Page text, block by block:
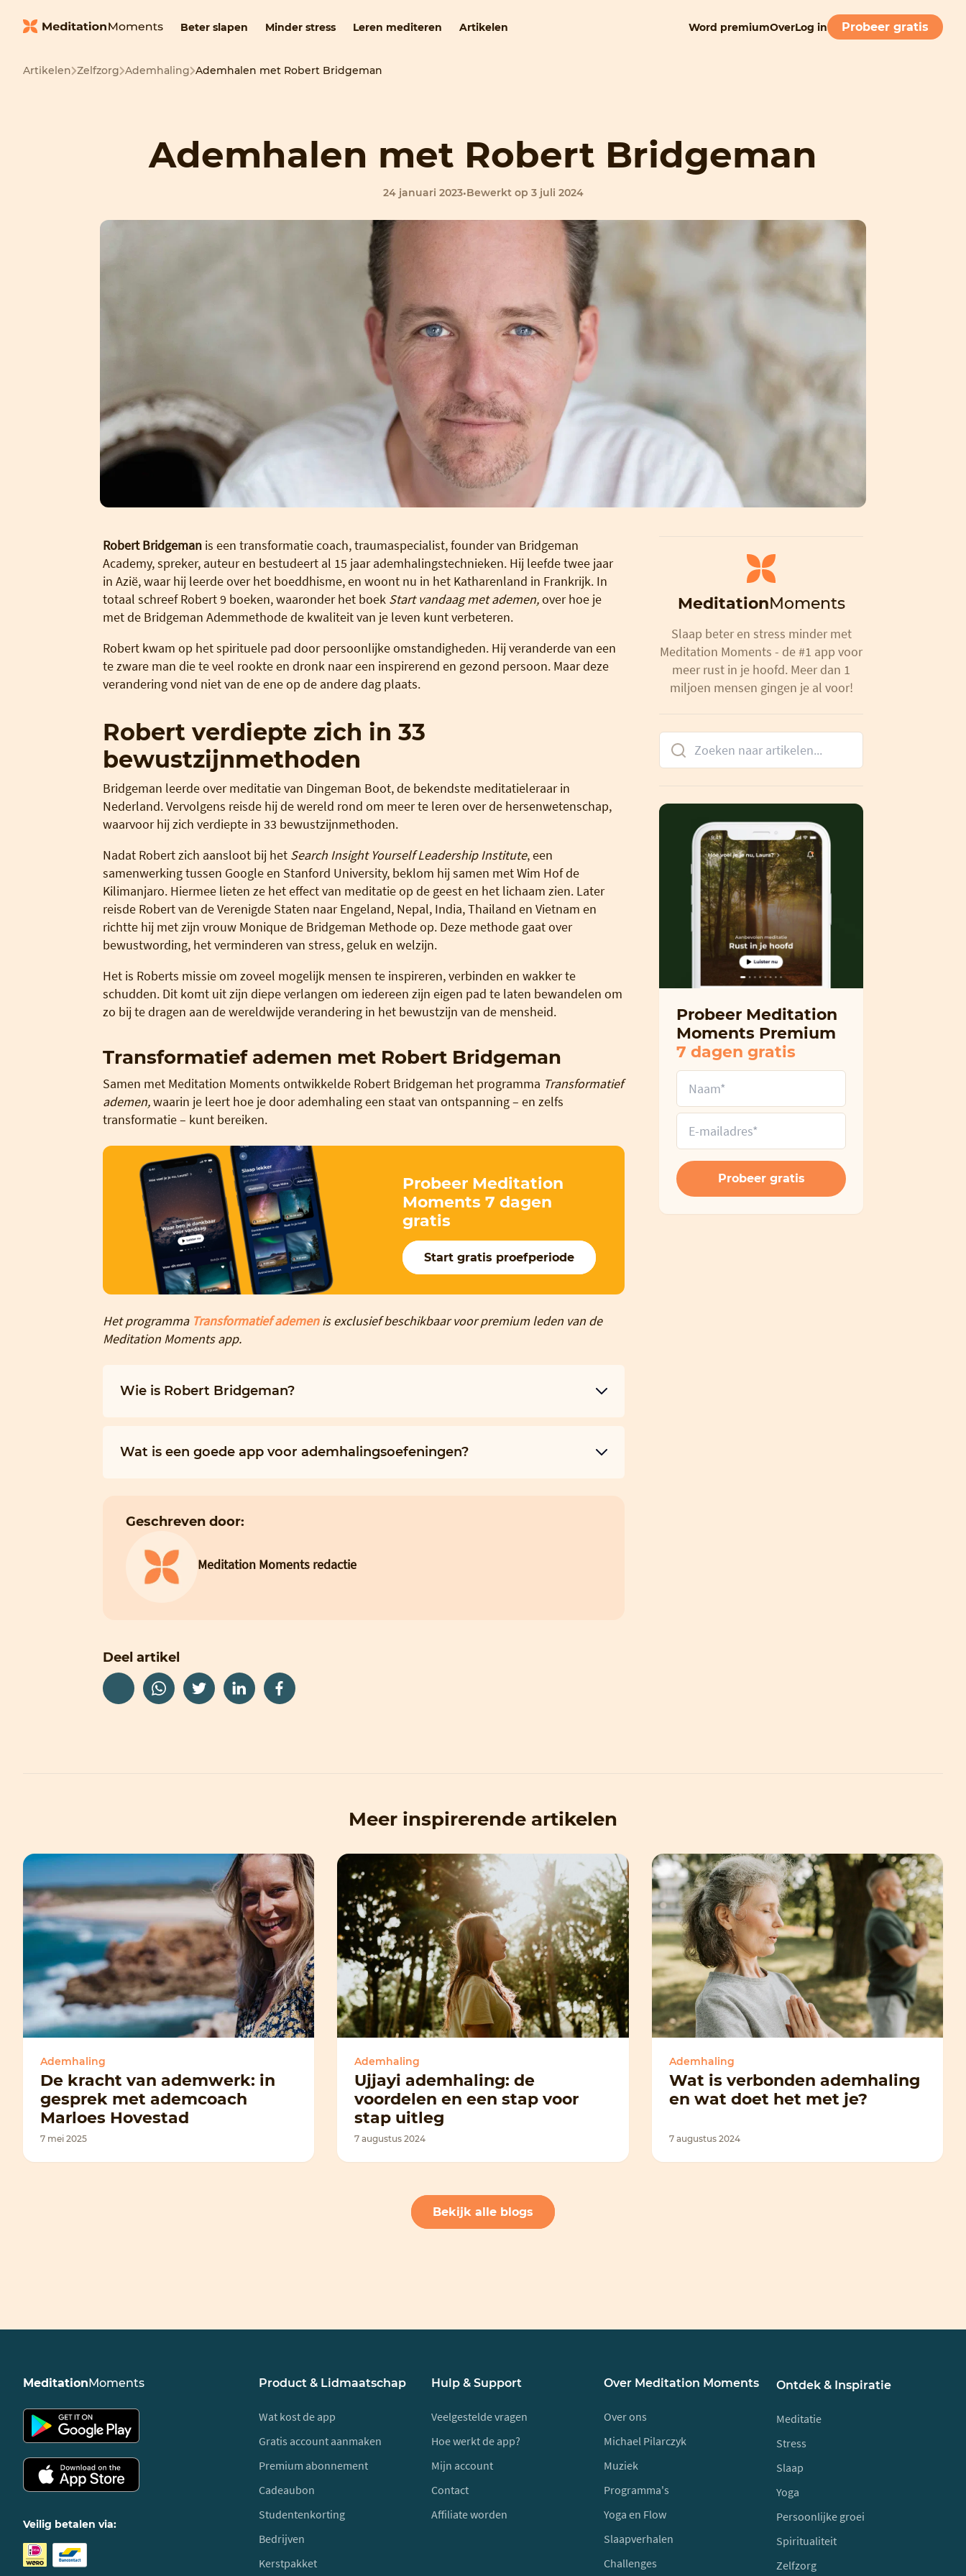
Beter slapen Minder stress Leren mediteren Artikelen Word premiumOverLog in Probeer gratis
Artikelen Zelfzorg Ademhaling Ademhalen met Robert Bridgeman
Ademhalen met Robert Bridgeman
24 januari 2023•Bewerkt op 3 juli 2024
Robert Bridgemanis een transformatie coach, traumaspecialist, founder van Bridgeman
Academy, spreker, auteur en bestudeert al 15 jaar ademhalingstechnieken. Hij leefde twee jaar
in Azië, waar hij leerde over het boeddhisme, en woont nu in het Katharenland in Frankrijk. In
totaal schreef Robert 9 boeken, waaronder het boek Start vandaag met ademen,over hoe je
met de Bridgeman Ademmethode de kwaliteit van je leven kunt verbeteren.
Robert kwam op het spirituele pad door persoonlijke omstandigheden. Hij veranderde van een
te zware man die te veel rookte en dronk naar een inspirerend en gezond persoon. Maar deze
verandering vond niet van de ene op de andere dag plaats.
Robert verdiepte zich in 33
bewustzijnmethoden
Bridgeman leerde over meditatie van Dingeman Boot, de bekendste meditatieleraar in
Nederland. Vervolgens reisde hij de wereld rond om meer te leren over de hersenwetenschap,
waarvoor hij zich verdiepte in 33 bewustzijnmethoden.
Nadat Robert zich aansloot bij het Search Insight Yourself Leadership Institute, een
samenwerking tussen Google en Stanford University, beklom hij samen met Wim Hof de
Kilimanjaro. Hiermee lieten ze het effect van meditatie op de geest en het lichaam zien. Later
reisde Robert van de Verenigde Staten naar Engeland, Nepal, India, Thailand en Vietnam en
richtte hij met zijn vrouw Monique de Bridgeman Methode op. Deze methode gaat over
bewustwording, het verminderen van stress, geluk en welzijn.
Het is Roberts missie om zoveel mogelijk mensen te inspireren, verbinden en wakker te
schudden. Dit komt uit zijn diepe verlangen om iedereen zijn eigen pad te laten bewandelen om
zo bij te dragen aan de wereldwijde verandering in het bewustzijn van de mensheid.
Transformatief ademen met Robert Bridgeman
Samen met Meditation Moments ontwikkelde Robert Bridgeman het programma Transformatief
ademen,waarin je leert hoe je door ademhaling een staat van ontspanning – en zelfs
transformatie – kunt bereiken.
Probeer Meditation
Moments 7 dagen
gratis
Start gratis proefperiode
Het programma Transformatief ademenis exclusief beschikbaar voor premium leden van de
Meditation Moments app.
Wie is Robert Bridgeman?
Wat is een goede app voor ademhalingsoefeningen?
Geschreven door:
Meditation Moments redactie
Deel artikel
MeditationMoments
Slaap beter en stress minder met
Meditation Moments - de #1 app voor
meer rust in je hoofd. Meer dan 1
miljoen mensen gingen je al voor!
Probeer Meditation
Moments Premium
7 dagen gratis
Meer inspirerende artikelen
Ademhaling
De kracht van ademwerk: in
gesprek met ademcoach
Marloes Hovestad
7 mei 2025
Ademhaling
Ujjayi ademhaling: de
voordelen en een stap voor
stap uitleg
7 augustus 2024
Ademhaling
Wat is verbonden ademhaling
en wat doet het met je?
7 augustus 2024
Bekijk alle blogs
MeditationMoments
Veilig betalen via:
Product & Lidmaatschap
Wat kost de app
Gratis account aanmaken
Premium abonnement
Cadeaubon
Studentenkorting
Bedrijven
Kerstpakket
Hulp & Support
Veelgestelde vragen
Hoe werkt de app?
Mijn account
Contact
Affiliate worden
Over Meditation Moments
Over ons
Michael Pilarczyk
Muziek
Programma's
Yoga en Flow
Slaapverhalen
Challenges
Ontdek & Inspiratie
Meditatie
Stress
Slaap
Yoga
Persoonlijke groei
Spiritualiteit
Zelfzorg